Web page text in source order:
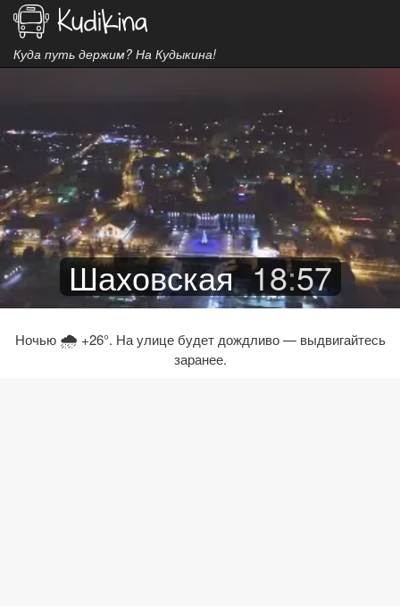
Куда путь держим? На Кудыкина!
Шаховская 18:57
Ночью 🌧 +26°. На улице будет дождливо — выдвигайтесь
заранее.